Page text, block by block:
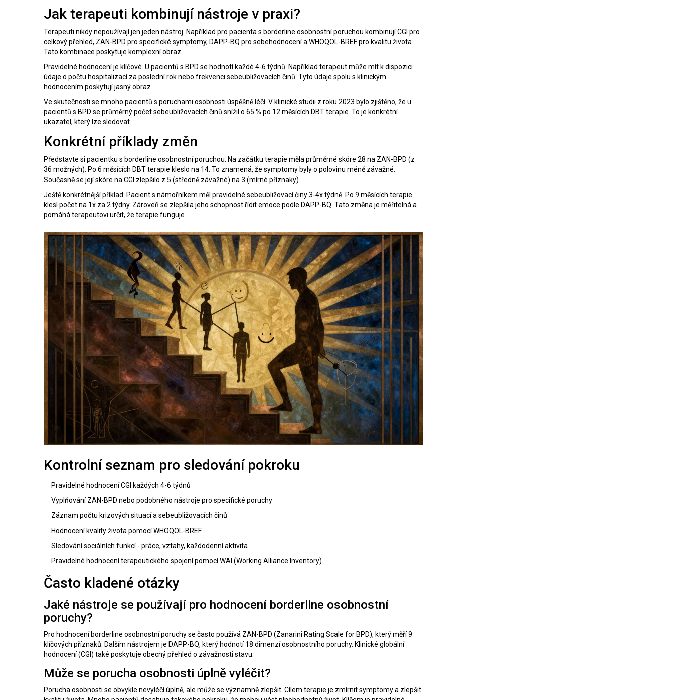
Jak terapeuti kombinují nástroje v praxi?
Terapeuti nikdy nepoužívají jen jeden nástroj. Například pro pacienta s borderline osobnostní poruchou kombinují CGI pro
celkový přehled, ZAN-BPD pro specifické symptomy, DAPP-BQ pro sebehodnocení a WHOQOL-BREF pro kvalitu života.
Tato kombinace poskytuje komplexní obraz.
Pravidelné hodnocení je klíčové. U pacientů s BPD se hodnotí každé 4-6 týdnů. Například terapeut může mít k dispozici
údaje o počtu hospitalizací za poslední rok nebo frekvenci sebeubližovacích činů. Tyto údaje spolu s klinickým
hodnocením poskytují jasný obraz.
Ve skutečnosti se mnoho pacientů s poruchami osobnosti úspěšně léčí. V klinické studii z roku 2023 bylo zjištěno, že u
pacientů s BPD se průměrný počet sebeubližovacích činů snížil o 65 % po 12 měsících DBT terapie. To je konkrétní
ukazatel, který lze sledovat.
Konkrétní příklady změn
Představte si pacientku s borderline osobnostní poruchou. Na začátku terapie měla průměrné skóre 28 na ZAN-BPD (z
36 možných). Po 6 měsících DBT terapie kleslo na 14. To znamená, že symptomy byly o polovinu méně závažné.
Současně se její skóre na CGI zlepšilo z 5 (středně závažné) na 3 (mírné příznaky).
Ještě konkrétnější příklad: Pacient s námořníkem měl pravidelné sebeubližovací činy 3-4x týdně. Po 9 měsících terapie
klesl počet na 1x za 2 týdny. Zároveň se zlepšila jeho schopnost řídit emoce podle DAPP-BQ. Tato změna je měřitelná a
pomáhá terapeutovi určit, že terapie funguje.
Kontrolní seznam pro sledování pokroku
Pravidelné hodnoceníCGI každých 4-6 týdnů
VyplňováníZAN-BPD nebo podobného nástroje pro specifické poruchy
Záznam počtu krizových situací a sebeubližovacích činů
Hodnocení kvality života pomocíWHOQOL-BREF
Sledování sociálních funkcí - práce, vztahy, každodenní aktivita
Pravidelné hodnocení terapeutického spojení pomocíWAI (Working Alliance Inventory)
Často kladené otázky
Jaké nástroje se používají pro hodnocení borderline osobnostní
poruchy?
Pro hodnocení borderline osobnostní poruchy se často používá ZAN-BPD (Zanarini Rating Scale for BPD), který měří 9
klíčových příznaků. Dalším nástrojem je DAPP-BQ, který hodnotí 18 dimenzí osobnostního poruchy. Klinické globální
hodnocení (CGI) také poskytuje obecný přehled o závažnosti stavu.
Může se porucha osobnosti úplně vyléčit?
Porucha osobnosti se obvykle nevyléčí úplně, ale může se významně zlepšit. Cílem terapie je zmírnit symptomy a zlepšit